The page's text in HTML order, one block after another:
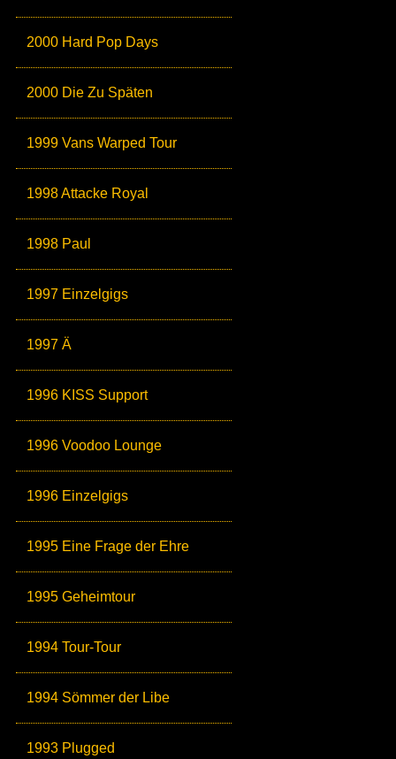
2000 Hard Pop Days
2000 Die Zu Späten
1999 Vans Warped Tour
1998 Attacke Royal
1998 Paul
1997 Einzelgigs
1997 Ä
1996 KISS Support
1996 Voodoo Lounge
1996 Einzelgigs
1995 Eine Frage der Ehre
1995 Geheimtour
1994 Tour-Tour
1994 Sömmer der Libe
1993 Plugged